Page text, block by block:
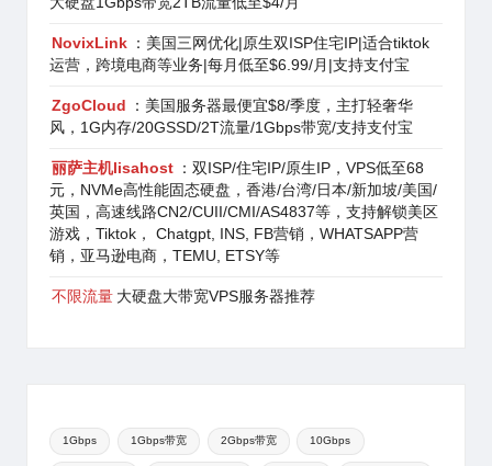
NovixLink ：美国三网优化|原生双ISP住宅IP|适合tiktok
运营，跨境电商等业务|每月低至$6.99/月|支持支付宝
ZgoCloud
：美国服务器最便宜$8/季度，主打轻奢华
风，1G内存/20GSSD/2T流量/1Gbps带宽/支持支付宝
丽萨主机lisahost ：双ISP/住宅IP/原生IP，VPS低至68
元，NVMe高性能固态硬盘，香港/台湾/日本/新加坡/美国/
英国，高速线路CN2/CUII/CMI/AS4837等，支持解锁美区
游戏，Tiktok， Chatgpt, INS, FB营销，WHATSAPP营
销，亚马逊电商，TEMU, ETSY等
不限流量 大硬盘大带宽VPS服务器推荐
1Gbps 1Gbps带宽 2Gbps带宽 10Gbps